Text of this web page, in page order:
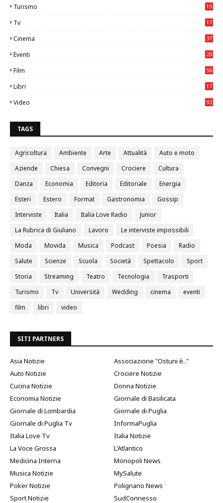
Turismo
15
Tv
17
Cinema
37
Eventi
20
Film
56
Libri
17
Video
92
TAGS
Agricoltura Ambiente Arte Attualità
Auto e moto
Aziende
Chiesa Convegni Crociere
Cultura
Danza
Economia Editoria Editoriale
Energia
Esteri
Estero Format Gastronomia
Gossip
Interviste
Italia Italia Love Radio
Junior
La Rubrica di Giuliano
Lavoro
Le interviste impossibili
Moda
Movida Musica Podcast Poesia
Radio
Salute
Scienze Scuola Società Spettacolo
Sport
Storia
Streaming Teatro Tecnologia
Trasporti
Turismo
Tv Università Wedding cinema
eventi
film
libri video
SITI PARTNERS
Asia Notizie
Associazione "Ostuni è.."
Auto Notizie
Crociere Notizie
Cucina Notizie
Donna Notizie
Economia Notizie
Giornale di Basilicata
Giornale di Lombardia
Giornale di Puglia
Giornale di Puglia Tv
InformaPuglia
Italia Love Tv
Italia Notizie
La Voce Grossa
L'Atlantico
Medicina Interna
Monopoli News
Musica Notizie
MySalute
Poker Notizie
Polignano News
Sport Notizie
SudConnesso